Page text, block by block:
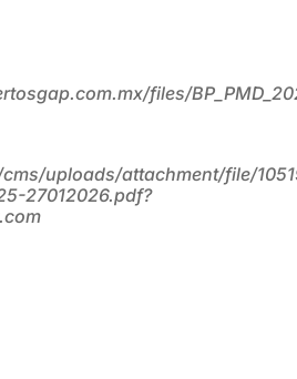
files/
uploads/attachment/file/
27012026.pdf?